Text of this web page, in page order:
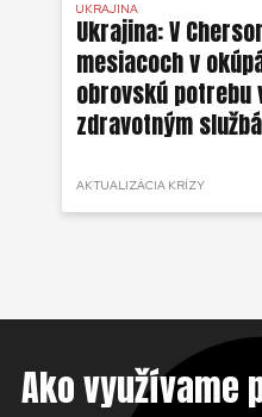
UKRAJINA
Ukrajina: V
mesiacoch v
obrovskú
zdravotným
AKTUALIZÁCIA KRÍZY
Ako využívame